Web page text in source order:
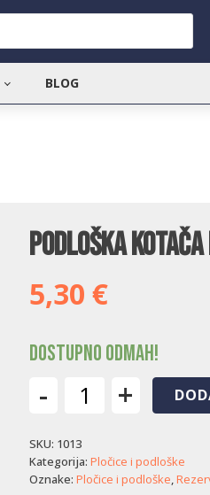
BLOG
Podloška kotača
5,30 €
Dostupno odmah!
-
Husqvarna
CTH200
Twin
+
SKU: 1013
Kategorija: Pločice i podloške
Oznake: Pločice i podloške,